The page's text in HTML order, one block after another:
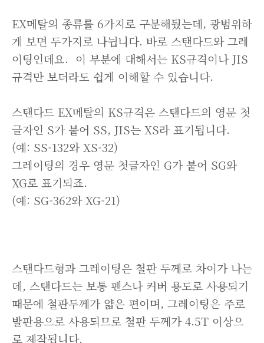
EX메탈의 종류를 6가지로 구분해뒀는데, 광범위하
게 보면 두가지로 나뉩니다. 바로 스탠다드와 그레
이팅인데요. 이 부분에 대해서는 KS규격이나 JIS
규격만 보더라도 쉽게 이해할 수 있습니다.
스탠다드 EX메탈의 KS규격은 스탠다드의 영문 첫
글자인 S가 붙어 SS, JIS는 XS라 표기됩니다.
(예: SS-132와 XS-32)
그레이팅의 경우 영문 첫글자인 G가 붙어 SG와
XG로 표기되죠.
(예: SG-362와 XG-21)
스탠다드형과 그레이팅은 철판 두께로 차이가 나는
데, 스탠다드는 보통 펜스나 커버 용도로 사용되기
때문에 철판두께가 얇은 편이며, 그레이팅은 주로
발판용으로 사용되므로 철판 두께가 4.5T 이상으
로 제작됩니다.